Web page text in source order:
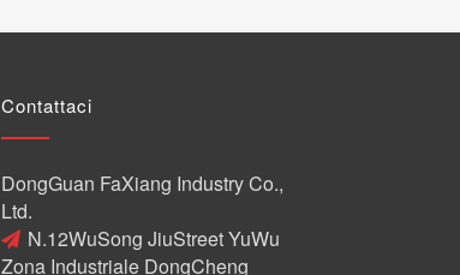
Contattaci
DongGuan FaXiang Industry Co.,
Ltd.
N.12WuSong JiuStreet YuWu
Zona Industriale DongCheng